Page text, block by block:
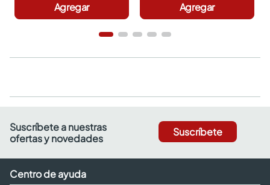
Agregar Agregar
Suscríbete a nuestras
ofertas y novedades
Suscríbete
Centro de ayuda